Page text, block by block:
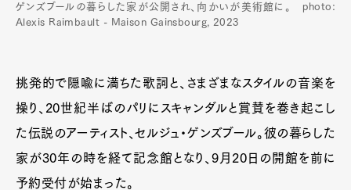
ゲンズブールの暮らした家が公開され、向かいが美術館に。 photo:
Alexis Raimbault - Maison Gainsbourg, 2023
挑発的で隠喩に満ちた歌詞と、さまざまなスタイルの音楽を
操り、20世紀半ばのパリにスキャンダルと賞賛を巻き起こし
た伝説のアーティスト、セルジュ・ゲンズブール。彼の暮らした
家が30年の時を経て記念館となり、9月20日の開館を前に
予約受付が始まった。